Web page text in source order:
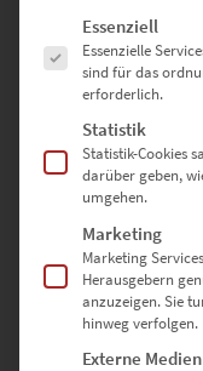
Kaum betritt man den
dem Effekt begeistern
erheiternde und
erinnert. Beherrscht
atmosphärische
Wandbild in
Farbton,
Es folgt eine Liste
Essenziell
Essenzielle
sind für das
erforderlich.
Statistik
Statistik-Cookies
darüber geben,
umgehen.
Marketing
Marketing
Herausgebern
anzuzeigen. Sie
hinweg verfolgen.
Externe Medien